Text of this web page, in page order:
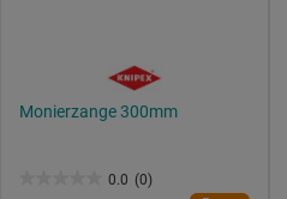
Monierzange 300mm
0.0 (0)